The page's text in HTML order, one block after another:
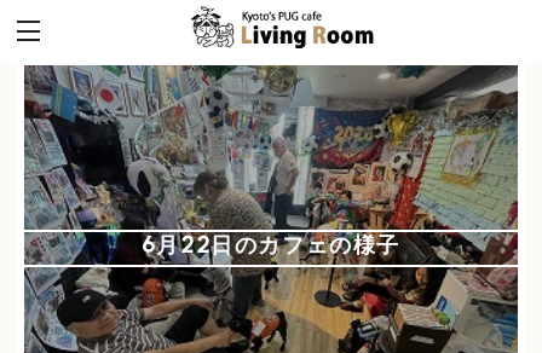
6月22日のカフェの様子